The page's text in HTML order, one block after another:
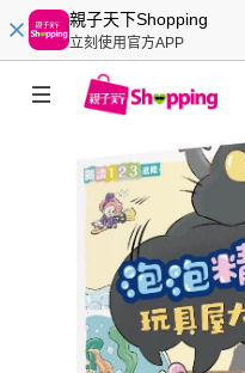
親子天下Shopping
立刻使用官方APP